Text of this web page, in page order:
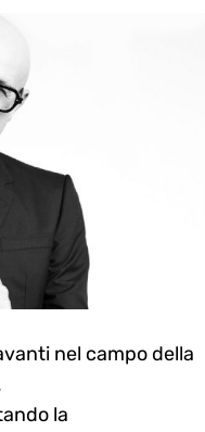
nel campo della
la